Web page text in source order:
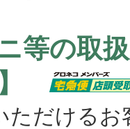
等の取
だけるお